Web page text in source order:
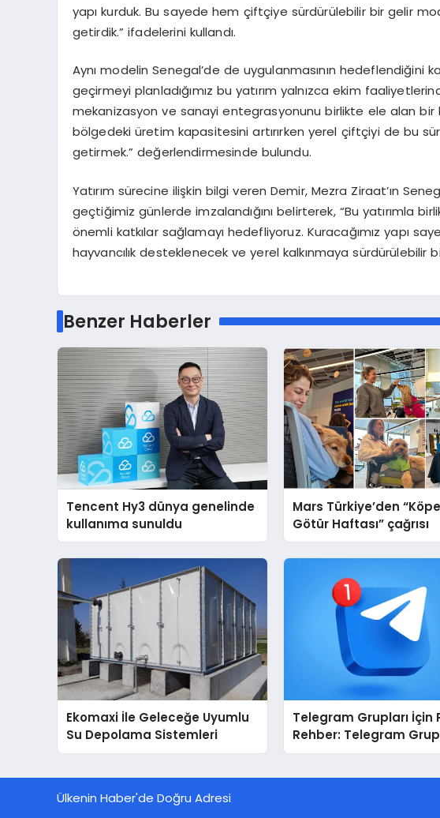
yapı kurduk. Bu sayede hem çiftçiye sürdürülebilir bir gelir
getirdik.” ifadelerini kullandı.
Aynı modelin Senegal’de de uygulanmasının hedeflendiğini
geçirmeyi planladığımız bu yatırım yalnızca ekim
mekanizasyon ve sanayi entegrasyonunu birlikte ele alan bir
bölgedeki üretim kapasitesini artırırken yerel çiftçiyi de bu
getirmek.” değerlendirmesinde bulundu.
Yatırım sürecine ilişkin bilgi veren Demir, Mezra Ziraat’ın
geçtiğimiz günlerde imzalandığını belirterek, “Bu yatırımla
önemli katkılar sağlamayı hedefliyoruz. Kuracağımız yapı
hayvancılık desteklenecek ve yerel kalkınmaya sürdürülebilir
Benzer Haberler
Tencent Hy3 dünya genelinde
kullanıma sunuldu
Mars Türkiye’den
Götür Haftası” çağrısı
Ekomaxi İle Geleceğe Uyumlu
Su Depolama Sistemleri
Telegram Grupları İçin
Rehber: Telegram Grup
Dizinleri Kullanıcılara
Ülkenin Haber'de Doğru Adresi